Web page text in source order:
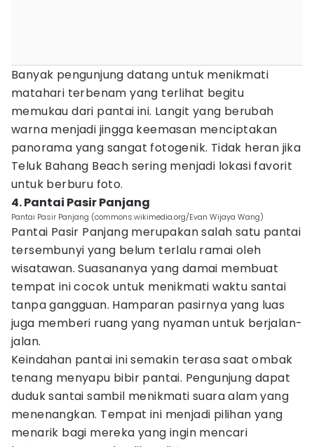
Banyak pengunjung datang untuk menikmati
matahari terbenam yang terlihat begitu
memukau dari pantai ini. Langit yang berubah
warna menjadi jingga keemasan menciptakan
panorama yang sangat fotogenik. Tidak heran jika
Teluk Bahang Beach sering menjadi lokasi favorit
untuk berburu foto.
4. Pantai Pasir Panjang
Pantai Pasir Panjang (commons.wikimedia.org/Evan Wijaya Wang)
Pantai Pasir Panjang merupakan salah satu pantai
tersembunyi yang belum terlalu ramai oleh
wisatawan. Suasananya yang damai membuat
tempat ini cocok untuk menikmati waktu santai
tanpa gangguan. Hamparan pasirnya yang luas
juga memberi ruang yang nyaman untuk berjalan-
jalan.
Keindahan pantai ini semakin terasa saat ombak
tenang menyapu bibir pantai. Pengunjung dapat
duduk santai sambil menikmati suara alam yang
menenangkan. Tempat ini menjadi pilihan yang
menarik bagi mereka yang ingin mencari